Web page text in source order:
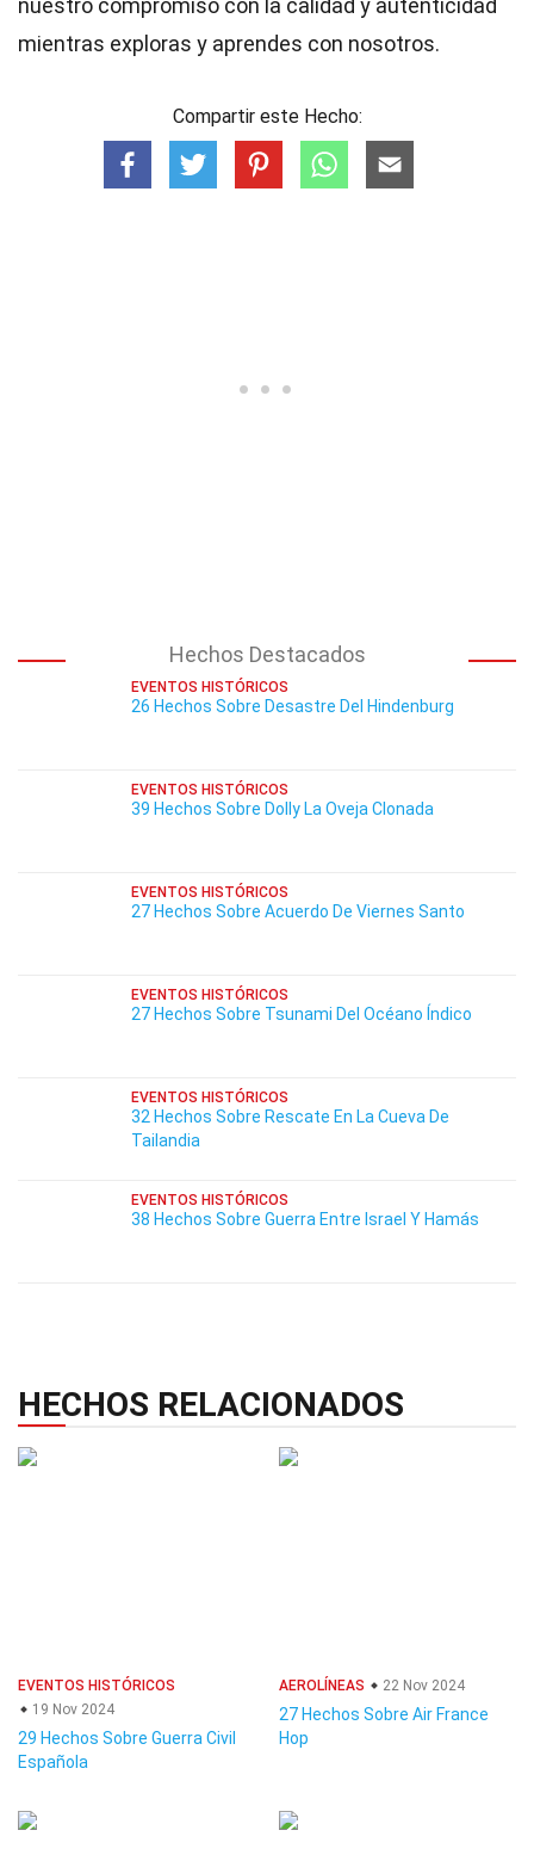
nuestro compromiso con la calidad y autenticidad
mientras exploras y aprendes con nosotros.
Compartir este Hecho:
Hechos Destacados
EVENTOS HISTÓRICOS
26 Hechos Sobre Desastre Del Hindenburg
EVENTOS HISTÓRICOS
39 Hechos Sobre Dolly La Oveja Clonada
EVENTOS HISTÓRICOS
27 Hechos Sobre Acuerdo De Viernes Santo
EVENTOS HISTÓRICOS
27 Hechos Sobre Tsunami Del Océano Índico
EVENTOS HISTÓRICOS
32 Hechos Sobre Rescate En La Cueva De
Tailandia
EVENTOS HISTÓRICOS
38 Hechos Sobre Guerra Entre Israel Y Hamás
HECHOS RELACIONADOS
EVENTOS HISTÓRICOS
19 Nov 2024
29 Hechos Sobre Guerra Civil
Española
AEROLÍNEAS 22 Nov 2024
27 Hechos Sobre Air France
Hop